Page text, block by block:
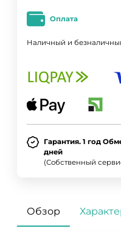
Оплата
Наличный и
Гарантия. 1 год
дней
(Собственный
Обзор